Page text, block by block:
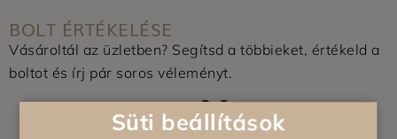
BOLT ÉRTÉKELÉSE
Vásároltál az üzletben? Segítsd a többieket, értékeld a
boltot és írj pár soros véleményt.
0,0
0 vélemény alapján
Süti beállítások